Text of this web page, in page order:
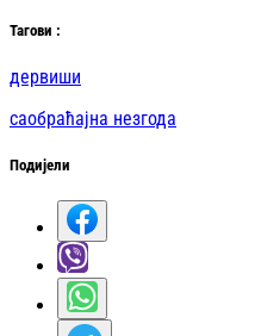
Тагови :
дервиши
саобраћајна незгода
Подијели